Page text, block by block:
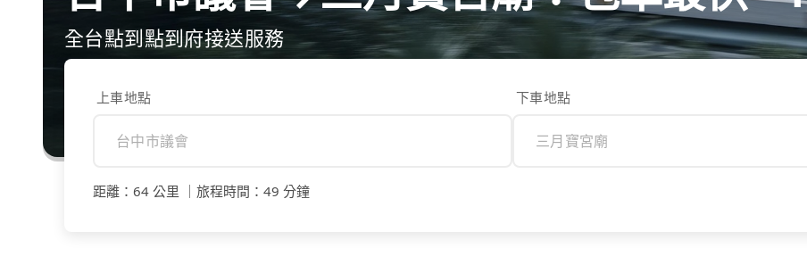
全台點到點到府接送服務
上車地點 下車地點
距離 ： 64 公里 旅程時間 ： 49 分鐘